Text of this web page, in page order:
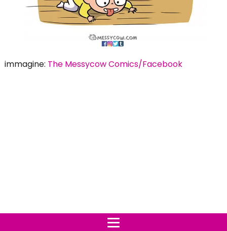
immagine: The Messycow Comics/Facebook